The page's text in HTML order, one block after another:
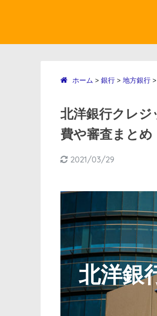
ホーム > 銀行 > 地方銀行 >
北洋銀行クレ
費や審査まとめ
2021/03/29
北洋銀